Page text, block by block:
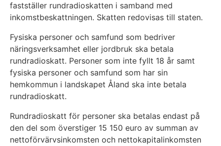
fastställer rundradioskatten i samband med
inkomstbeskattningen. Skatten redovisas till staten.
Fysiska personer och samfund som bedriver
näringsverksamhet eller jordbruk ska betala
rundradioskatt. Personer som inte fyllt 18 år samt
fysiska personer och samfund som har sin
hemkommun i landskapet Åland ska inte betala
rundradioskatt.
Rundradioskatt för personer ska betalas endast på
den del som överstiger 15 150 euro av summan av
nettoförvärvsinkomsten och nettokapitalinkomsten